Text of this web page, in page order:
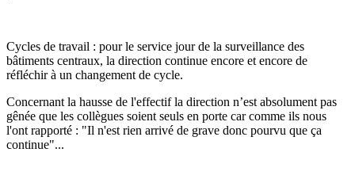
Cycles de travail : pour le service jour de la surveillance des
bâtiments centraux, la direction continue encore et encore de
réfléchir à un changement de cycle.
Concernant la hausse de l'effectif la direction n’est absolument pas
gênée que les collègues soient seuls en porte car comme ils nous
l'ont rapporté : "Il n'est rien arrivé de grave donc pourvu que ça
continue"...